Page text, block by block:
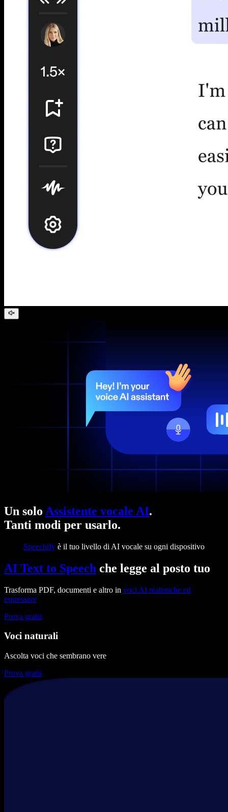
Un solo Assistente vocale AI.
Tanti modi per usarlo.
Speechify è il tuo livello di AI vocale su ogni dispositivo
AI Text to Speech che legge al posto tuo
Trasforma PDF, documenti e altro in voci AI realistiche ed
espressive
Prova gratis
Voci naturali
Ascolta voci che sembrano vere
Prova gratis